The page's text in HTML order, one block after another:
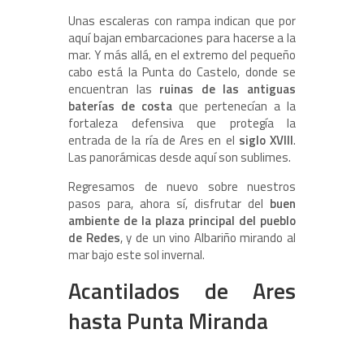
Unas escaleras con rampa indican que por
aquí bajan embarcaciones para hacerse a la
mar. Y más allá, en el extremo del pequeño
cabo está la Punta do Castelo, donde se
encuentran las ruinas de las antiguas
baterías de costa que pertenecían a la
fortaleza defensiva que protegía la
entrada de la ría de Ares en el siglo XVIII.
Las panorámicas desde aquí son sublimes.
Regresamos de nuevo sobre nuestros
pasos para, ahora sí, disfrutar del buen
ambiente de la plaza principal del pueblo
de Redes, y de un vino Albariño mirando al
mar bajo este sol invernal.
Acantilados de Ares
hasta Punta Miranda